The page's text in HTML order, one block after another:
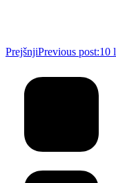
PrejšnjiPrevious post:10